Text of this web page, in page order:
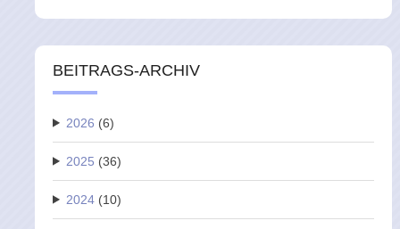
BEITRAGS-ARCHIV
2026 (6)
2025 (36)
2024 (10)